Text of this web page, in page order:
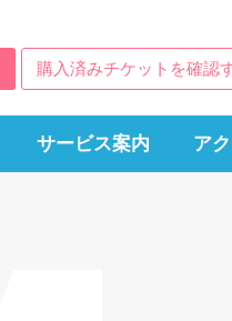
購入済みチケットを確認
サービス案内 ア